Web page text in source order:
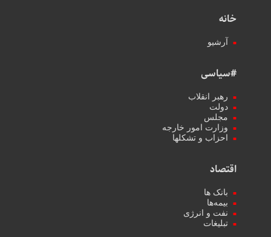
خانه
آرشیو
#سیاسی
رهبر انقلاب
دولت
مجلس
وزارت امور خارجه
احزاب و تشکلها
اقتصاد
بانک ها
بیمه‌ها
نفت و انرژی
تبلیغات